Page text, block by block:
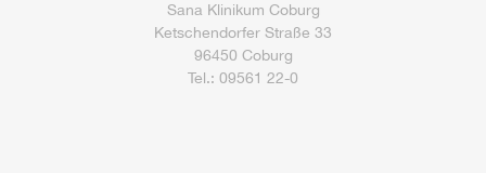
Sana Klinikum Coburg
Ketschendorfer Straße 33
96450 Coburg
Tel.: 09561 22-0